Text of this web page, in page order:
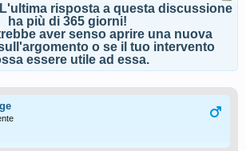
L'ultima risposta a questa discussione
ha più di 365 giorni!
aver senso aprire una nuova
o se il tuo intervento
essere utile ad essa.